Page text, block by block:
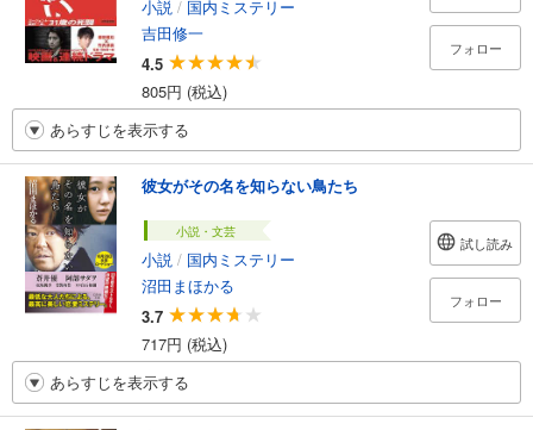
小説 / 国内ミステリー
吉田修一
4.5
805円 (税込)
フォロー
あらすじを表示する
彼女がその名を知らない鳥たち
小説・文芸
小説 / 国内ミステリー
沼田まほかる
3.7
717円 (税込)
試し読み
フォロー
あらすじを表示する